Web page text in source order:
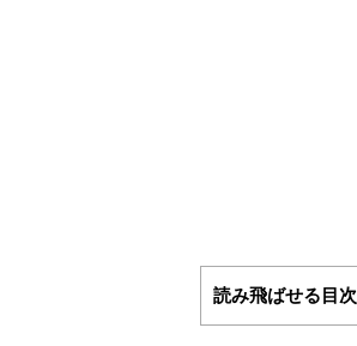
読み飛ばせる目次